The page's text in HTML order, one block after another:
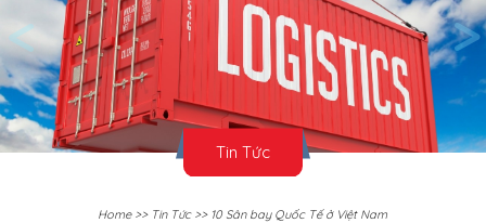
< >
Tin Tức
Home>> Tin Tức>> 10 Sân bay Quốc Tế ở Việt Nam